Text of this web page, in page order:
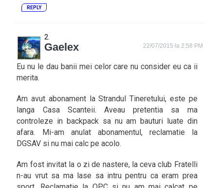
REPLY
Gaelex 22/07/2015 la 2:58 PM
Eu nu le dau banii mei celor care nu consider eu ca ii
merita.
Am avut abonament la Strandul Tineretului, este pe
langa Casa Scanteii. Aveau pretentia sa ma
controleze in backpack sa nu am bauturi luate din
afara. Mi-am anulat abonamentul, reclamatie la
DGSAV si nu mai calc pe acolo.
Am fost invitat la o zi de nastere, la ceva club Fratelli
n-au vrut sa ma lase sa intru pentru ca eram prea